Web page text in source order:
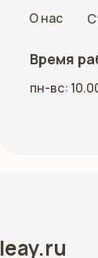
О нас
пн-вс:
Время